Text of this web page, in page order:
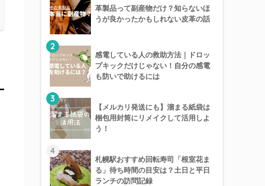
革製品って副産物だけ？知らないほ
うが良かったかもしれない皮革の話
2
感電している人の救助方法｜ドロッ
プキックだけじゃない！自分の感電
も防いで助けるには
3
【メルカリ発送にも】溜まる紙袋は
梱包用封筒にリメイクして活用しよ
う！
4
札幌駅おすすめ回転寿司「根室花ま
る」待ち時間の目安は？土日と平日
ランチの訪問記録